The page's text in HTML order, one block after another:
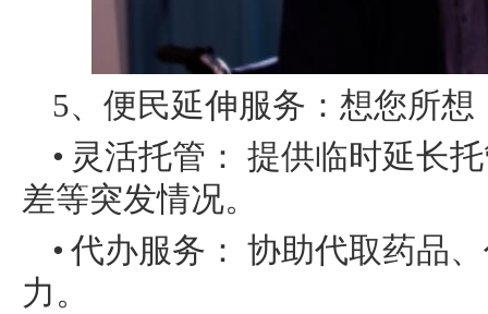
5、便民延伸服务：想您所想
• 灵活托管： 提供临时延长
差等突发情况。
• 代办服务： 协助代取药品
力。